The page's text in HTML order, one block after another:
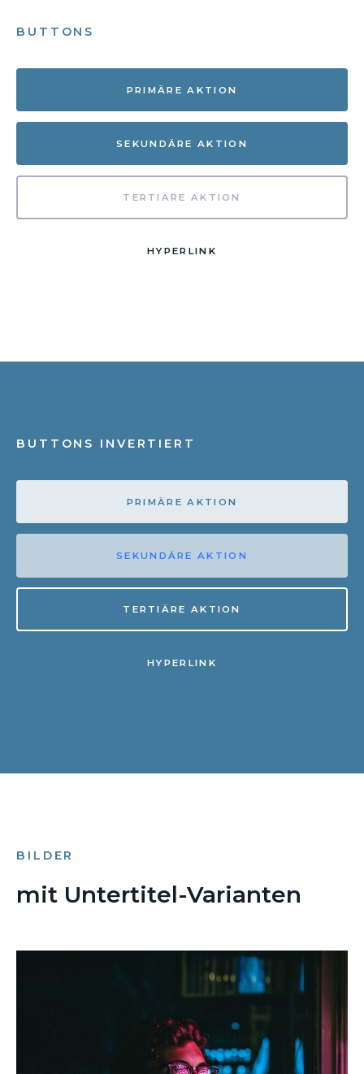
BUTTONS
PRIMÄRE AKTION
SEKUNDÄRE AKTION
TERTIÄRE AKTION
HYPERLINK
BUTTONS INVERTIERT
PRIMÄRE AKTION
SEKUNDÄRE AKTION
TERTIÄRE AKTION
HYPERLINK
BILDER
mit Untertitel-Varianten